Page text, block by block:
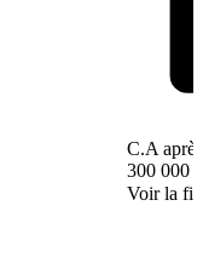
C.A
300 000 €
Voir la